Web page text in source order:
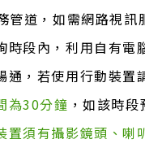
管道，如需網路視訊
時段內，利用自有電
通，若使用行動裝置
為30分鐘 ，如該時
置須有攝影鏡頭、喇